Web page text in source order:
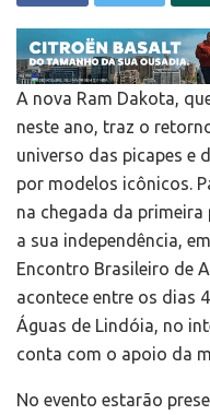
A nova Ram Dakota,
neste ano, traz o
universo das picapes e
por modelos icônicos.
na chegada da primeira
a sua independência,
Encontro Brasileiro de
acontece entre os dias
Águas de Lindóia, no
conta com o apoio da
No evento estarão